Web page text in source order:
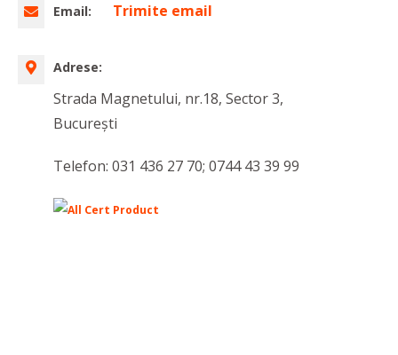
Email: Trimite email
Adrese:
Strada Magnetului, nr.18, Sector 3,
București
Telefon: 031 436 27 70; 0744 43 39 99